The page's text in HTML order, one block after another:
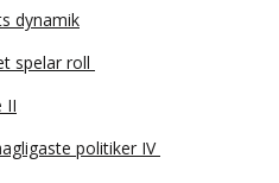
dynamik
spelar roll
II
politiker IV